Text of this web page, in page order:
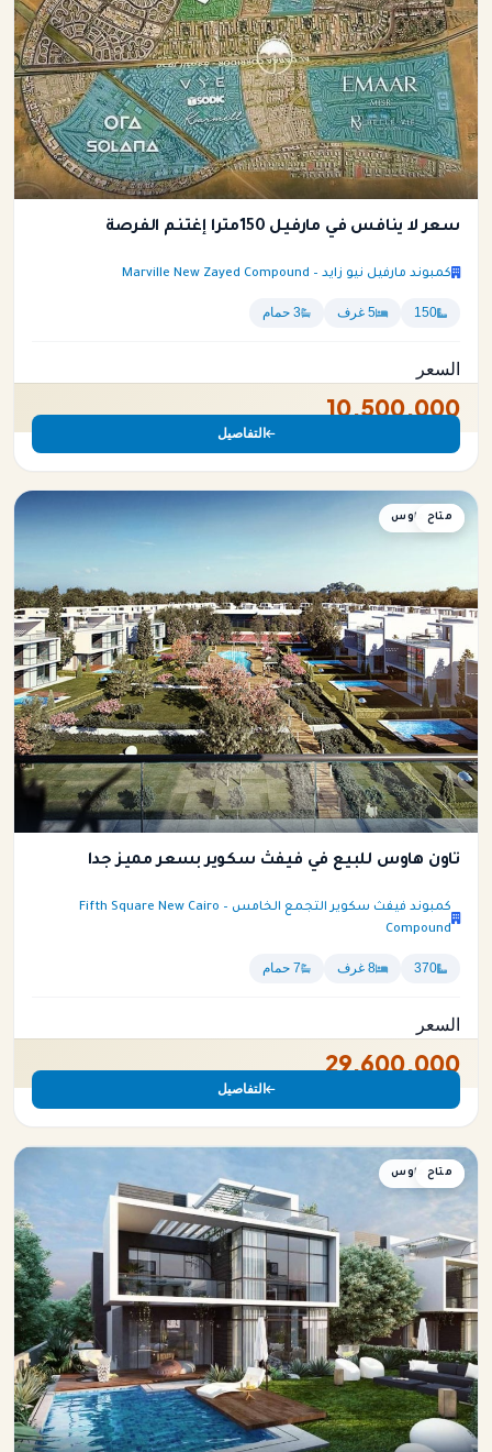
سعر لا ينافس في مارفيل 150مترا إغتنم الفرصة
كمبوند مارفيل نيو زايد – Marville New Zayed Compound
150 5 غرف 3 حمام
السعر
10,500,000
التفاصيل
تاون هاوس
متاح
تاون هاوس للبيع في فيفث سكوير بسعر مميز جدا
كمبوند فيفث سكوير التجمع الخامس – Fifth Square New Cairo
Compound
370 8 غرف 7 حمام
السعر
29,600,000
التفاصيل
تاون هاوس
متاح